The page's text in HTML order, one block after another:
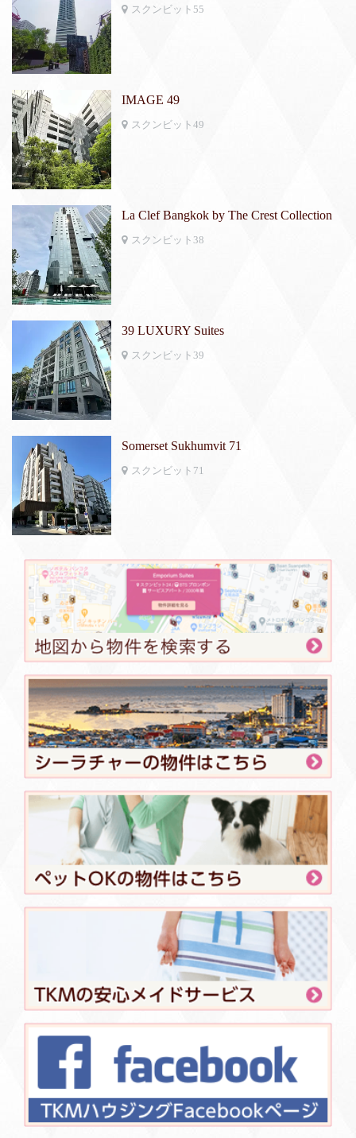
スクンビット55
IMAGE 49
スクンビット49
La Clef Bangkok by The Crest Collection
スクンビット38
39 LUXURY Suites
スクンビット39
Somerset Sukhumvit 71
スクンビット71